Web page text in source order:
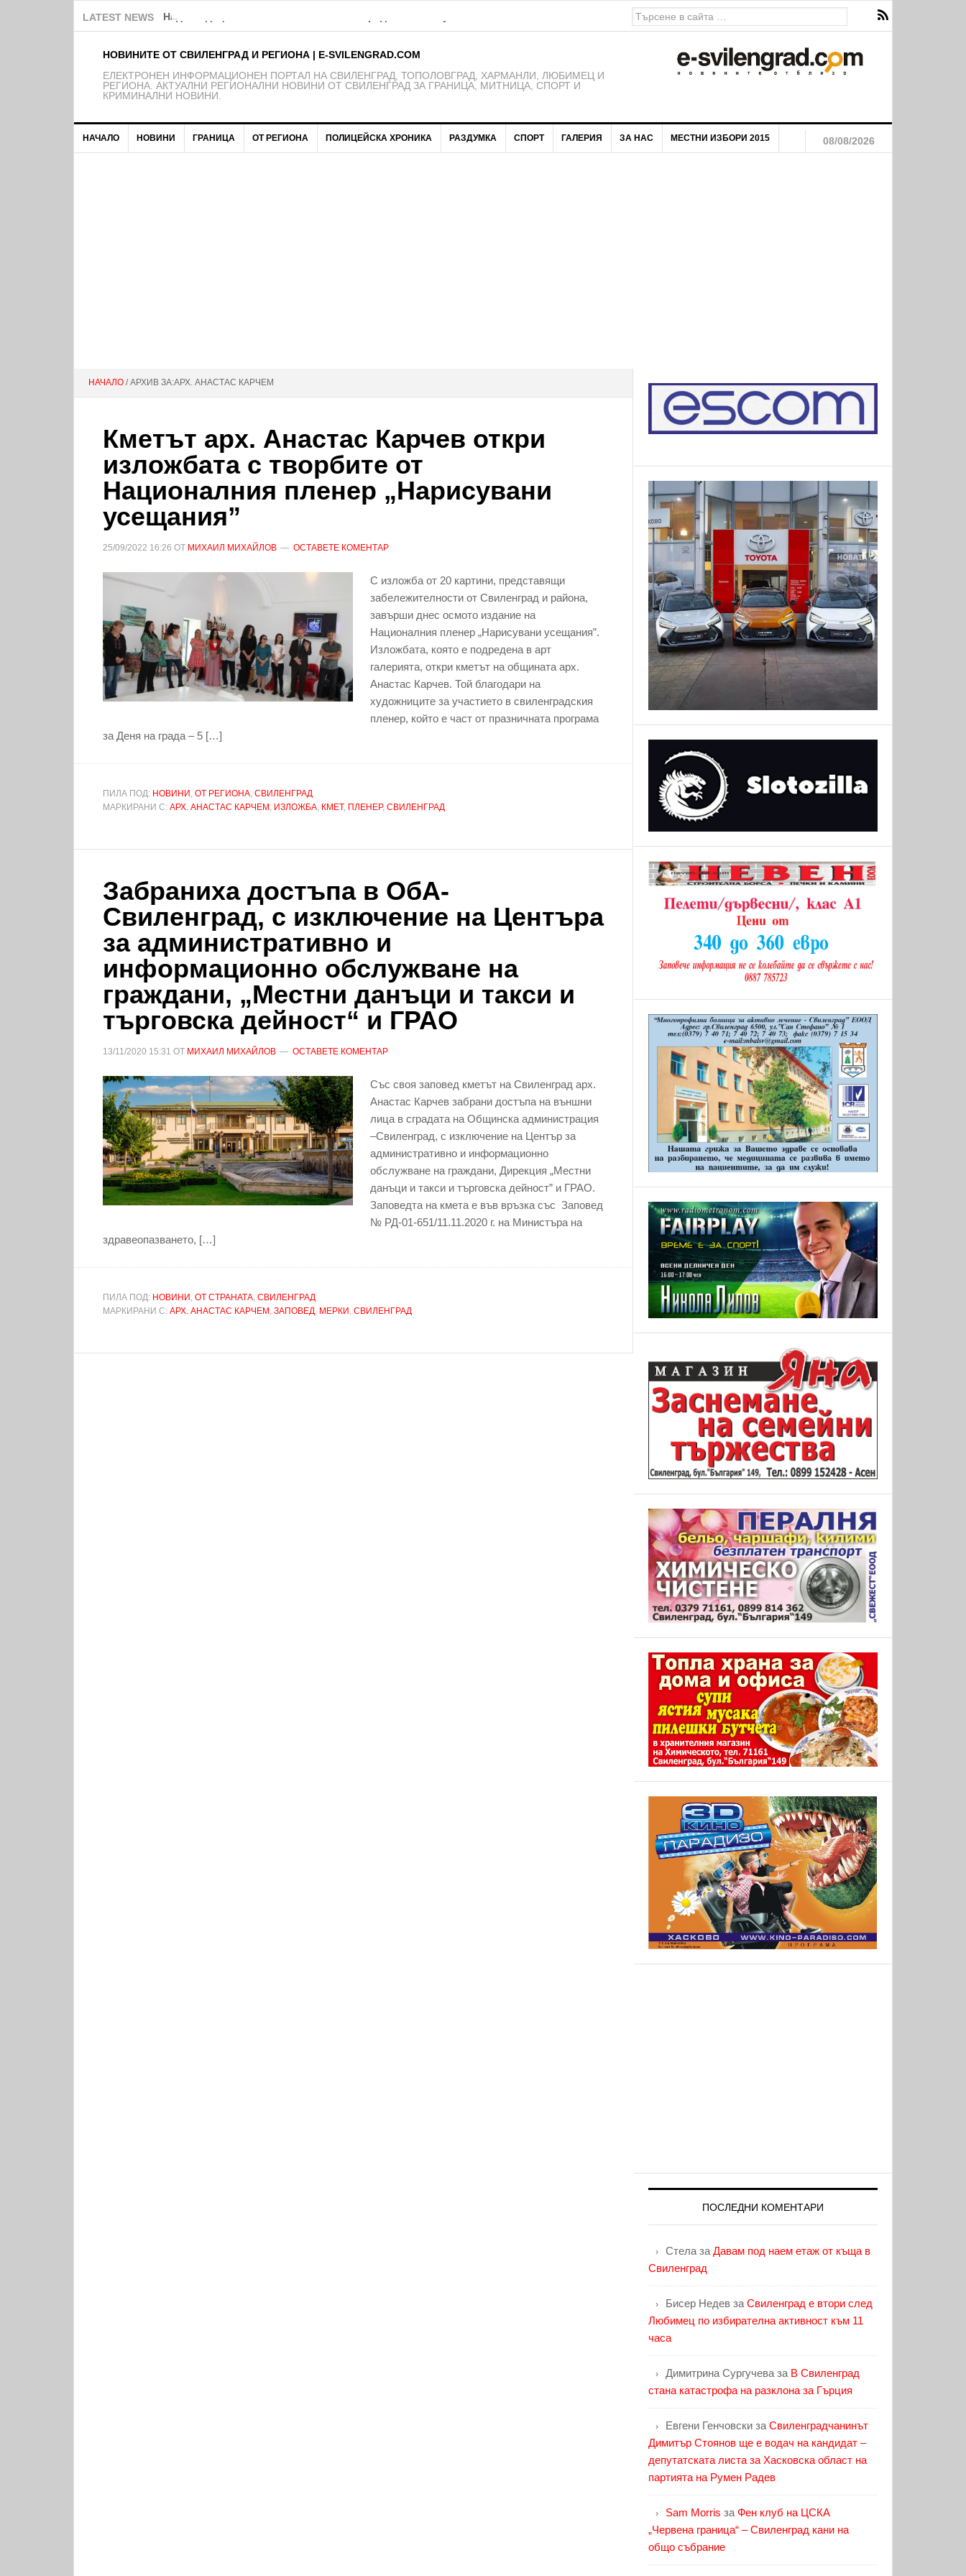
LATEST NEWS Над 150 деца от школата на ФК Свиленград – 1921 получават нови екипи
НОВИНИТЕ ОТ СВИЛЕНГРАД И РЕГИОНА | E-SVILENGRAD.COM
EЛЕКТРОНЕН ИНФОРМАЦИОНЕН ПОРТАЛ НА СВИЛЕНГРАД, ТОПОЛОВГРАД, ХАРМАНЛИ, ЛЮБИМЕЦ И
РЕГИОНА. АКТУАЛНИ РЕГИОНАЛНИ НОВИНИ ОТ СВИЛЕНГРАД ЗА ГРАНИЦА, МИТНИЦА, СПОРТ И
КРИМИНАЛНИ НОВИНИ.
НАЧАЛО НОВИНИ ГРАНИЦА ОТ РЕГИОНА ПОЛИЦЕЙСКА ХРОНИКА РАЗДУМКА СПОРТ ГАЛЕРИЯ ЗА НАС МЕСТНИ ИЗБОРИ 2015 08/08/2026
НАЧАЛО / АРХИВ ЗА:АРХ. АНАСТАС КАРЧЕМ
Кметът арх. Анастас Карчев откри
изложбата с творбите от
Националния пленер „Нарисувани
усещания”
25/09/2022 16:26 ОТ МИХАИЛ МИХАЙЛОВ ОСТАВЕТЕ КОМЕНТАР
С изложба от 20 картини, представящи
забележителности от Свиленград и района,
завърши днес осмото издание на
Националния пленер „Нарисувани усещания”.
Изложбата, която е подредена в арт
галерията, откри кметът на общината арх.
Анастас Карчев. Той благодари на
художниците за участието в свиленградския
пленер, който е част от празничната програма
за Деня на града – 5 […]
ПИЛА ПОД: НОВИНИ , ОТ РЕГИОНА, СВИЛЕНГРАД
МАРКИРАНИ С: АРХ. АНАСТАС КАРЧЕМ , ИЗЛОЖБА, КМЕТ, ПЛЕНЕР, СВИЛЕНГРАД
Забраниха достъпа в ОбА-
Свиленград, с изключение на Центъра
за административно и
информационно обслужване на
граждани, „Местни данъци и такси и
търговска дейност“ и ГРАО
13/11/2020 15:31 ОТ МИХАИЛ МИХАЙЛОВ ОСТАВЕТЕ КОМЕНТАР
Със своя заповед кметът на Свиленград арх.
Анастас Карчев забрани достъпа на външни
лица в сградата на Общинска администрация
–Свиленград, с изключение на Център за
административно и информационно
обслужване на граждани, Дирекция „Местни
данъци и такси и търговска дейност” и ГРАО.
Заповедта на кмета е във връзка със Заповед
№ РД-01-651/11.11.2020 г. на Министъра на
здравеопазването, […]
ПИЛА ПОД: НОВИНИ , ОТ СТРАНАТА, СВИЛЕНГРАД
МАРКИРАНИ С: АРХ. АНАСТАС КАРЧЕМ , ЗАПОВЕД, МЕРКИ , СВИЛЕНГРАД
ПОСЛЕДНИ КОМЕНТАРИ
Стела за Давам под наем етаж от къща в
Свиленград
Бисер Недев за Свиленград е втори след
Любимец по избирателна активност към 11
часа
Димитрина Сургучева за В Свиленград
стана катастрофа на разклона за Гърция
Евгени Генчовски за Свиленградчанинът
Димитър Стоянов ще е водач на кандидат –
депутатската листа за Хасковска област на
партията на Румен Радев
Sam Morris за Фен клуб на ЦСКА
„Червена граница“ – Свиленград кани на
общо събрание